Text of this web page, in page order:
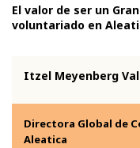
El valor de ser un
voluntariado en
Itzel Meyenberg
Directora Global de
Aleatica